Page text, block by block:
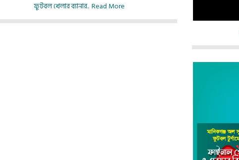
ফুটবল খেলার ব্যানার.. Read More